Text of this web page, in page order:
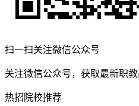
扫一扫关注微信公众号
关注微信公众号，获取最新职教
热招院校推荐